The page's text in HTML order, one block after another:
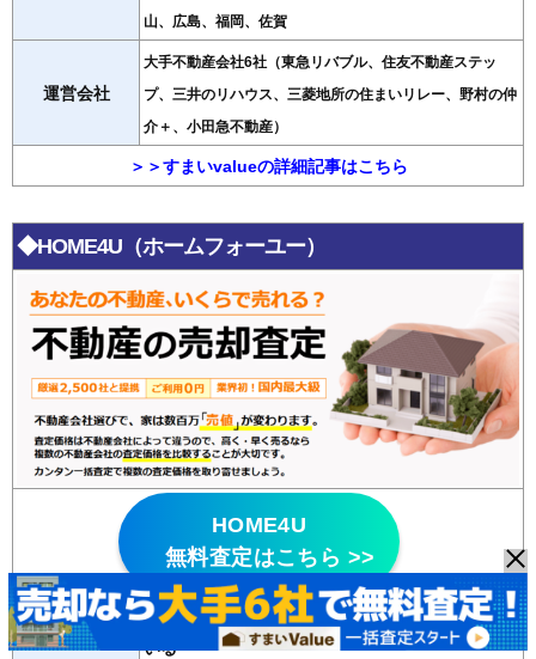
山、広島、福岡、佐賀
運営会社
大手不動産会社6社（東急リバブル、住友不動産ステッ
プ、三井のリハウス、三菱地所の住まいリレー、野村の仲
介＋、小田急不動産）
＞＞すまいvalueの詳細記事はこちら
◆HOME4U（ホームフォーユー）
HOME4U
無料査定はこちら >>
・悪質な不動産会社はパトロールにより排除して
いる